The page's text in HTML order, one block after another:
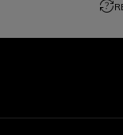
question_exchange